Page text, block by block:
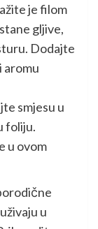
je filom
gljive,
Dodajte
aromu
smjesu u
foliju.
u ovom
u